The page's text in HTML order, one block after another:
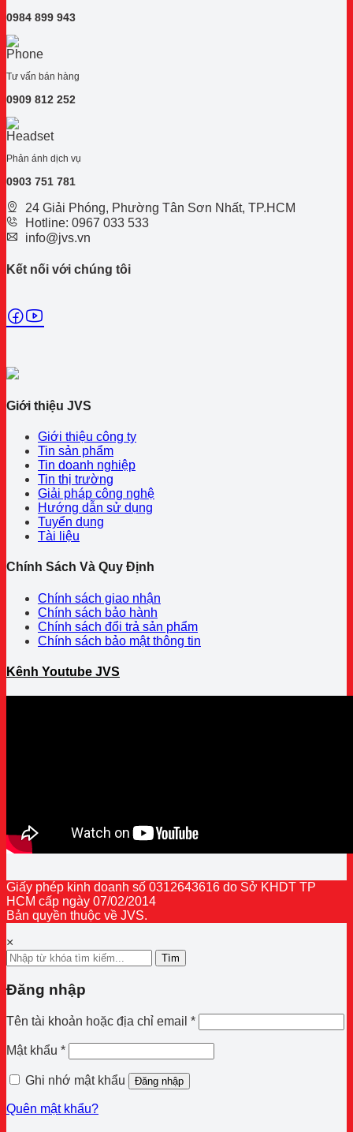
0984 899 943
Tư vấn bán hàng
0909 812 252
Phản ánh dịch vụ
0903 751 781
24 Giải Phóng, Phường Tân Sơn Nhất, TP.HCM
Hotline: 0967 033 533
info@jvs.vn
Kết nối với chúng tôi
Giới thiệu JVS
Giới thiệu công ty
Tin sản phẩm
Tin doanh nghiệp
Tin thị trường
Giải pháp công nghệ
Hướng dẫn sử dụng
Tuyển dụng
Tài liệu
Chính Sách Và Quy Định
Chính sách giao nhận
Chính sách bảo hành
Chính sách đổi trả sản phẩm
Chính sách bảo mật thông tin
Kênh Youtube JVS
Giấy phép kinh doanh số 0312643616 do Sở KHDT TP
HCM cấp ngày 07/02/2014
Bản quyền thuộc về JVS.
×
Tìm
Đăng nhập
Tên tài khoản hoặc địa chỉ email *Bắt
buộc
Mật khẩu *Bắt
buộc
Ghi nhớ mật khẩu
Đăng nhập
Quên mật khẩu?